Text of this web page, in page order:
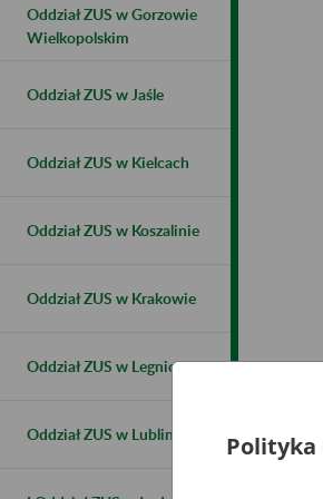
Oddział ZUS w Gorzowie
Wielkopolskim
Oddział ZUS w Jaśle
Oddział ZUS w Kielcach
Oddział ZUS w Koszalinie
Oddział ZUS w Krakowie
Oddział ZUS w Legnicy
Oddział ZUS w Lublinie Polityka